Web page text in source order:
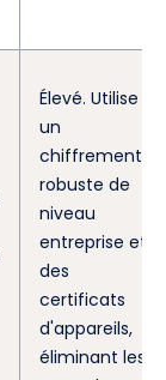
Élevé. Utilise
un
chiffrement
robuste de
niveau
entreprise et
des
certificats
d'appareils,
éliminant les